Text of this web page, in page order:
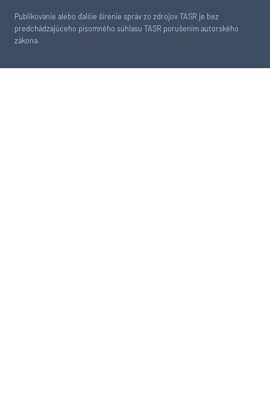
Publikovanie alebo ďalšie šírenie správ zo zdrojov TASR je bez
predchádzajúceho písomného súhlasu TASR porušením autorského
zákona.